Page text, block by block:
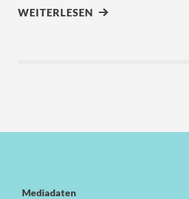
WEITERLESEN
Mediadaten